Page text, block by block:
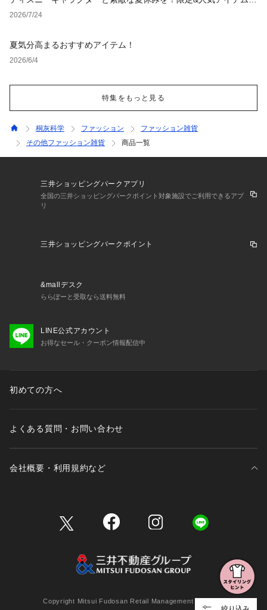
集
2026/7/24
夏気分高まるおすすめアイテム！
2026/6/4
特集をもっと見る
桐灰科学 ファッション
ファッション雑貨
その他ファッション雑貨
商品一覧
三井ショッピングパークアプリ
全国の三井ショッピングパークポイント対象施設でご利用できるアプ
リ
三井ショッピングパークポイント
&mallデスク
ららぽーと受取なら送料無料
LINE公式アカウント
お得なセール・クーポン情報配信中
初めての方へ
よくある質問・お問い合わせ
会社概要・利用規約など
Copyright Mitsui Fudosan Retail Management Co., Ltd.